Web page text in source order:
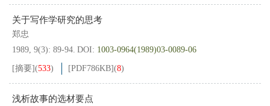
关于写作学研究的思考
郑忠
1989, 9(3): 89-94. DOI: 1003-0964(1989)03-0089-06
[摘要](533) [PDF786KB](8)
浅析故事的选材要点